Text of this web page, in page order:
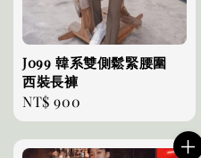
J099 韓系雙側鬆緊腰圍
西裝長褲
Regular
price
NT$ 900